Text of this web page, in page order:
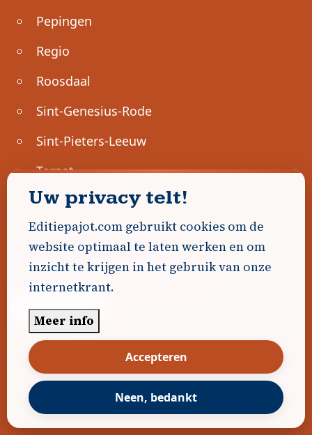
Pepingen
Regio
Roosdaal
Sint-Genesius-Rode
Sint-Pieters-Leeuw
Ternat
Ondernemen
Geen advertenties gevonden.
Uw advertentie hier? Contacteer ons!
Word Partner!
© 2026 |
Algemene voorwaarden
|Disclaimer|Privacybeleid|Cookiebeleid|
Gerealiseerd doorDavidHosse.net
Uw privacy telt!
Editiepajot.com gebruikt cookies om de
website optimaal te laten werken en om
inzicht te krijgen in het gebruik van onze
internetkrant.
Meer info
Accepteren
Neen, bedankt